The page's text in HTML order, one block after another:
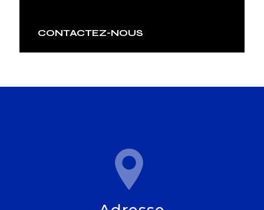
CONTACTEZ-NOUS